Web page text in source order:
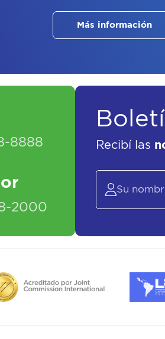
Más información
8888
2000
Recibí las